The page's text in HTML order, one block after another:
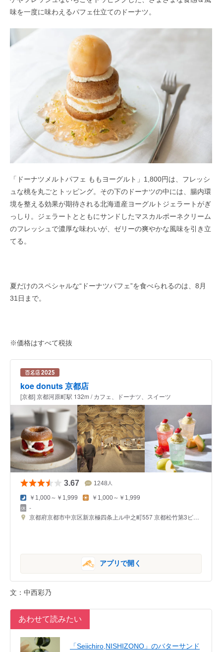
味を一度に味わえるパフェ仕立てのドーナツ。
「ドーナツメルトパフェ ももヨーグルト」1,800円は、フレッシ
ュな桃を丸ごとトッピング。その下のドーナツの中には、腸内環
境を整える効果が期待される北海道産ヨーグルトジェラートがぎ
っしり。ジェラートとともにサンドしたマスカルポーネクリーム
のフレッシュで濃厚な味わいが、ゼリーの爽やかな風味を引き立
てる。
夏だけのスペシャルな“ドーナツパフェ”を食べられるのは、8月
31日まで。
※価格はすべて税抜
koe donuts 京都店
[京都] 京都河原町駅 132m / カフェ、ドーナツ、スイーツ
3.67 1248 人
￥1,000～￥1,999 ￥1,000～￥1,999
-
京都府京都市中京区新京極四条上ル中之町557 京都松竹第3ビル 1F
アプリで開く
文：中西彩乃
あわせて読みたい
「Seiichiro,NISHIZONO」のバターサンド